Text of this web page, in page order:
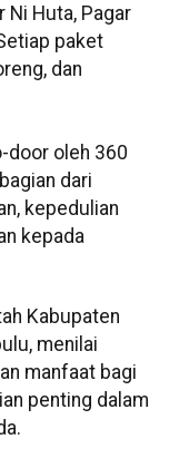
Ni Huta, Pagar
paket
dan
door oleh 360
dari
kepedulian
kepada
Kabupaten
menilai
manfaat bagi
penting dalam